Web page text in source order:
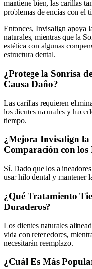
mantiene bien, las carillas
problemas de encías con el
Entonces, Invisalign apoya
naturales, mientras que la
estética con algunas
estructura dental.
¿Protege la Sonrisa
Causa Daño?
Las carillas requieren
los dientes naturales y
tiempo.
¿Mejora Invisalign la
Comparación con los
Sí. Dado que los
usar hilo dental y mantener
¿Qué Tratamiento
Duraderos?
Los dientes naturales
vida con retenedores,
necesitarán reemplazo.
¿Cuál Es Más